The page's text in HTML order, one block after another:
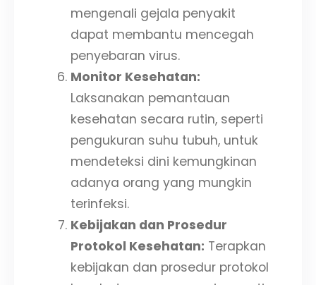
mengenali gejala penyakit
dapat membantu mencegah
penyebaran virus.
Monitor Kesehatan:
Laksanakan pemantauan
kesehatan secara rutin, seperti
pengukuran suhu tubuh, untuk
mendeteksi dini kemungkinan
adanya orang yang mungkin
terinfeksi.
Kebijakan dan Prosedur
Protokol Kesehatan: Terapkan
kebijakan dan prosedur protokol